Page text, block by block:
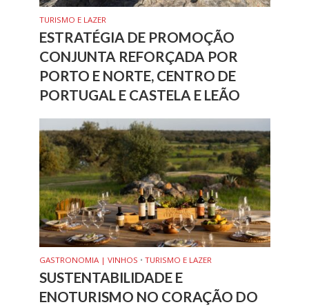
TURISMO E LAZER
ESTRATÉGIA DE PROMOÇÃO
CONJUNTA REFORÇADA POR
PORTO E NORTE, CENTRO DE
PORTUGAL E CASTELA E LEÃO
GASTRONOMIA | VINHOS • TURISMO E LAZER
SUSTENTABILIDADE E
ENOTURISMO NO CORAÇÃO DO